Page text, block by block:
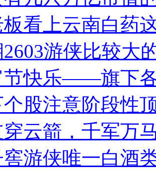
看上云南白药
游侠比较大
节快乐——旗下
股注意阶段性
云箭，千军万
窖游侠唯一白酒